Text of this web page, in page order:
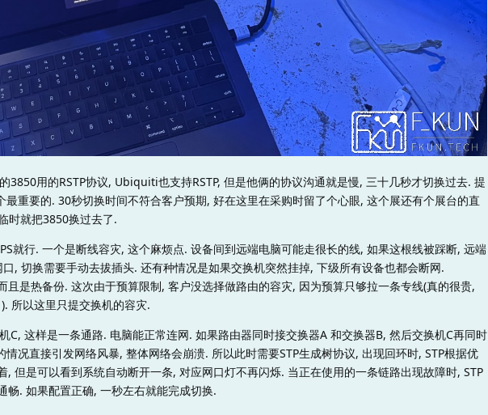
3850用的RSTP协议, Ubiquiti也支持RSTP, 但是他俩的协议沟通就是慢, 三十几秒才切换过去. 提
重要的. 30秒切换时间不符合客户预期, 好在这里在采购时留了个心眼, 这个展还有个展台的直
时就把3850换过去了.
就行. 一个是断线容灾, 这个麻烦点. 设备间到远端电脑可能走很长的线, 如果这根线被踩断, 远端
, 切换需要手动去拔插头. 还有种情况是如果交换机突然挂掉, 下级所有设备也都会断网.
是热备份. 这次由于预算限制, 客户没选择做路由的容灾, 因为预算只够拉一条专线(真的很贵,
所以这里只提交换机的容灾.
C, 这样是一条通路. 电脑能正常连网. 如果路由器同时接交换器A 和交换器B, 然后交换机C再同时
况直接引发网络风暴, 整体网络会崩溃. 所以此时需要STP生成树协议, 出现回环时, STP根据优
但是可以看到系统自动断开一条, 对应网口灯不再闪烁. 当正在使用的一条链路出现故障时, STP
畅. 如果配置正确, 一秒左右就能完成切换.